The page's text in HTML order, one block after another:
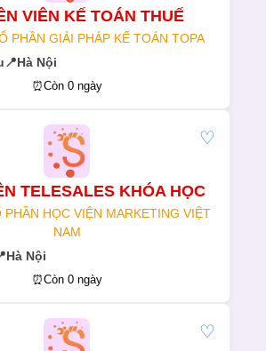
VIÊN KẾ TOÁN THUẾ
PHẦN GIẢI PHÁP KẾ TOÁN TOPA
📍Hà Nội
⏰Còn 0 ngày
TELESALES KHÓA HỌC
PHẦN HỌC VIỆN MARKETING VIỆT
NAM
Hà Nội
♡
⏰Còn 0 ngày
♡